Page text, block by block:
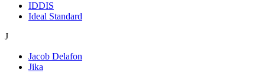
IDDIS
Ideal Standard
J
Jacob Delafon
Jika